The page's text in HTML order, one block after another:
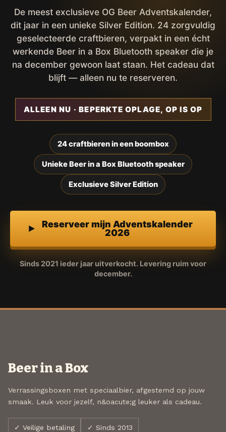
De meest exclusieve OG Beer Adventskalender,
dit jaar in een unieke Silver Edition. 24 zorgvuldig
geselecteerde craftbieren, verpakt in een écht
werkende Beer in a Box Bluetooth speaker die je
na december gewoon laat staan. Het cadeau dat
blijft — alleen nu te reserveren.
ALLEEN NU · BEPERKTE OPLAGE, OP IS OP
24 craftbieren in een boombox
Unieke Beer in a Box Bluetooth speaker
Exclusieve Silver Edition
Reserveer mijn Adventskalender
2026
Sinds 2021 ieder jaar uitverkocht. Levering ruim voor
december.
Beer in a Box
Verrassingsboxen met speciaalbier, afgestemd op jouw
smaak. Leuk voor jezelf, n&oacute;g leuker als cadeau.
✓ Veilige betaling ✓ Sinds 2013